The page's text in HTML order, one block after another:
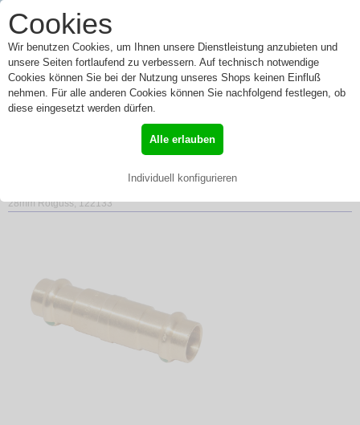
Cookies
Wir benutzen Cookies, um Ihnen unsere Dienstleistung anzubieten und
unsere Seiten fortlaufend zu verbessern. Auf technisch notwendige
Cookies können Sie bei der Nutzung unseres Shops keinen Einfluß
nehmen. Für alle anderen Cookies können Sie nachfolgend festlegen, ob
diese eingesetzt werden dürfen.
Alle erlauben
Individuell konfigurieren
Toggle
Menü
Viega Schiebemuffe mit
SC Sanpress 2215.5 in
28mm Rotguss, 122133
» Viega Schiebemuffe mit SC Sanpress 2215.5 in
28mm Rotguss, 122133